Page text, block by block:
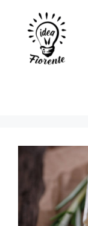
contenuto